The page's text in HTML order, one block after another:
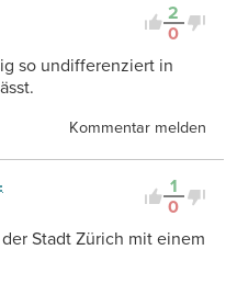
2
0
so undifferenziert in
Kommentar melden
1
0
Stadt Zürich mit einem